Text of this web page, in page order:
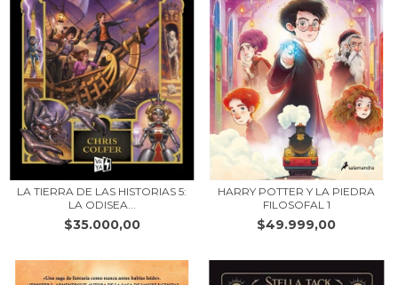
LA TIERRA DE LAS HISTORIAS 5:
LA ODISEA...
$35.000,00
HARRY POTTER Y LA PIEDRA
FILOSOFAL 1
$49.999,00